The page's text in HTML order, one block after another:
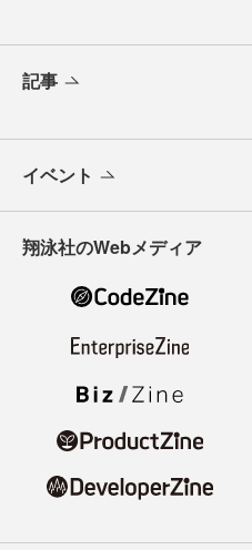
記事
イベント
翔泳社のWebメディア